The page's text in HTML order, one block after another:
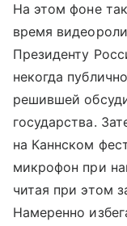
На этом фоне
время
Президенту
некогда
решившей
государства.
на Каннском
микрофон при
читая при этом
Намеренно